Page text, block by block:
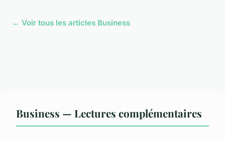
← Voir tous les articles Business
Business — Lectures complémentaires